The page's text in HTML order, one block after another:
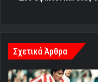
Σχετικά Άρθρα